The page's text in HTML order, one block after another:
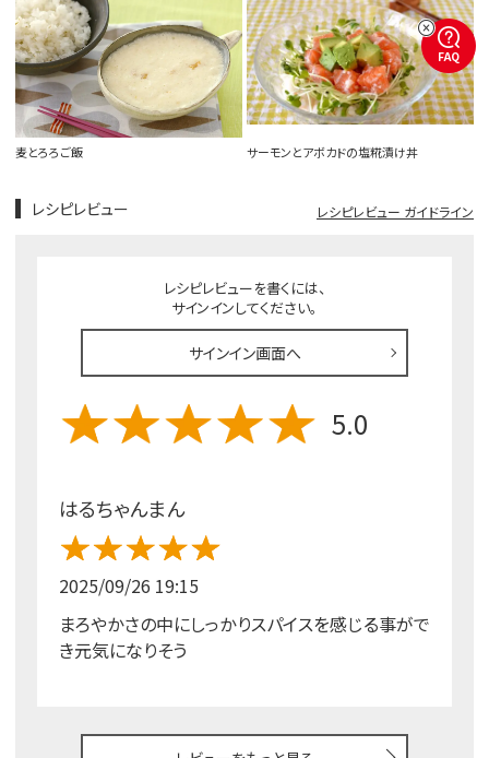
麦とろろご飯 サーモンとアボカドの塩糀漬け丼
レシピレビュー レシピレビュー ガイドライン
レシピレビューを書くには、
サインインしてください。
サインイン画面へ
5.0
はるちゃんまん
2025/09/26 19:15
まろやかさの中にしっかりスパイスを感じる事がで
き元気になりそう
FAQ